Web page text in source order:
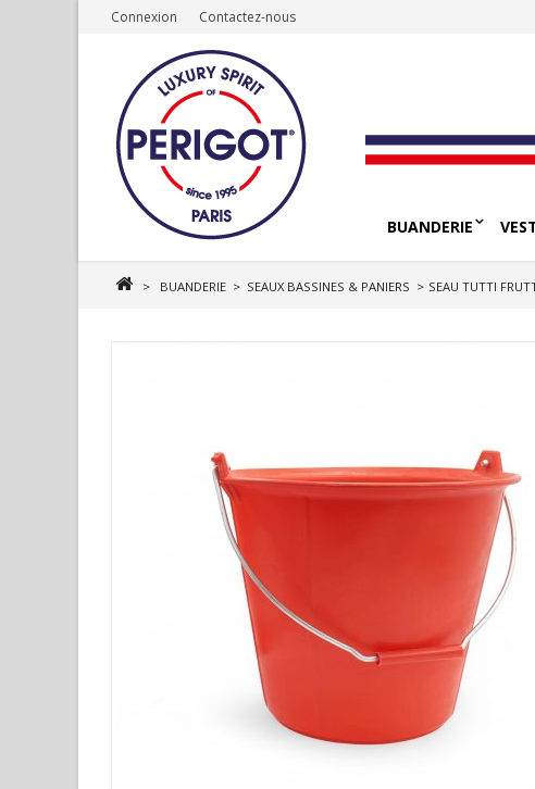
Connexion Contactez-nous
BUANDERIE
> BUANDERIE > SEAUX BASSINES & PANIERS > SEAU TUTTI